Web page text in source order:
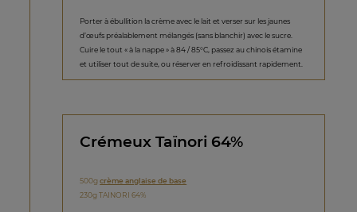
Porter à ébullition la crème avec le lait et verser sur les jaunes
d’œufs préalablement mélangés (sans blanchir) avec le sucre.
Cuire le tout « à la nappe » à 84 / 85°C, passez au chinois étamine
et utiliser tout de suite, ou réserver en refroidissant rapidement.
Crémeux Taïnori 64%
500gcrème anglaise de base
230g TAINORI 64%